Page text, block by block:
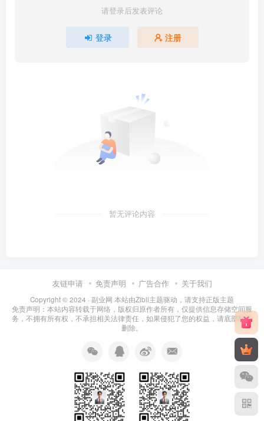
请登录后发表评论
登录 注册
暂无评论内容
友链申请 免责声明 广告合作 关于我们
Copyright © 2024 · 副业网 本站由Zibll主题驱动，请支持正版主题
免责声明：本站内容转载于网络，版权归原作者所有，仅提供信息存储空间服
务，不拥有所有权，不承担相关法律责任，如果侵犯了您的权益，请底部联系
删除。